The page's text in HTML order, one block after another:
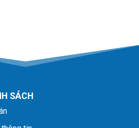
SÁCH